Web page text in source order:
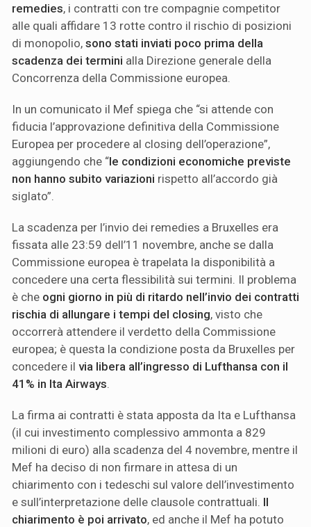
remedies, i contratti con tre compagnie competitor
alle quali affidare 13 rotte contro il rischio di posizioni
di monopolio, sono stati inviati poco prima della
scadenza dei termini alla Direzione generale della
Concorrenza della Commissione europea.
In un comunicato il Mef spiega che “si attende con
fiducia l’approvazione definitiva della Commissione
Europea per procedere al closing dell’operazione”,
aggiungendo che “le condizioni economiche previste
non hanno subito variazioni rispetto all’accordo già
siglato”.
La scadenza per l’invio dei remedies a Bruxelles era
fissata alle 23:59 dell’11 novembre, anche se dalla
Commissione europea è trapelata la disponibilità a
concedere una certa flessibilità sui termini. Il problema
è che ogni giorno in più di ritardo nell’invio dei contratti
rischia di allungare i tempi del closing, visto che
occorrerà attendere il verdetto della Commissione
europea; è questa la condizione posta da Bruxelles per
concedere il via libera all’ingresso di Lufthansa con il
41% in Ita Airways
La firma ai contratti è stata apposta da Ita e Lufthansa
(il cui investimento complessivo ammonta a 829
milioni di euro) alla scadenza del 4 novembre, mentre il
Mef ha deciso di non firmare in attesa di un
chiarimento con i tedeschi sul valore dell’investimento
e sull’interpretazione delle clausole contrattuali. Il
chiarimento è poi arrivato, ed anche il Mef ha potuto